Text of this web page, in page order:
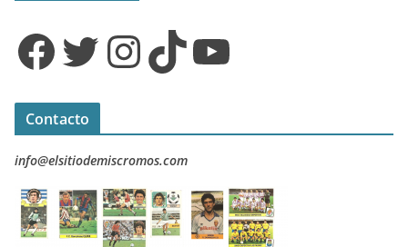
Facebook Twitter InstagramTikTok YouTube
Contacto
info@elsitiodemiscromos.com